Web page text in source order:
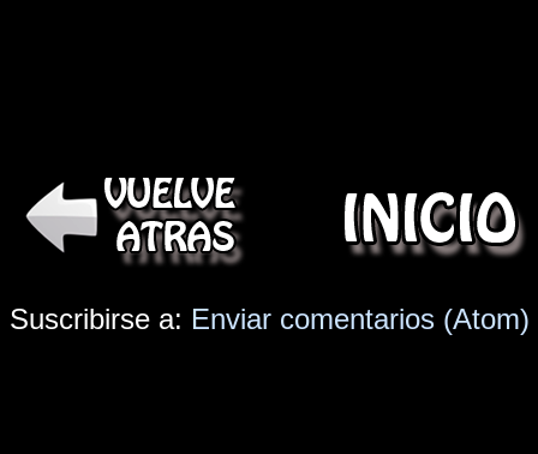
Suscribirse a: Enviar comentarios (Atom)